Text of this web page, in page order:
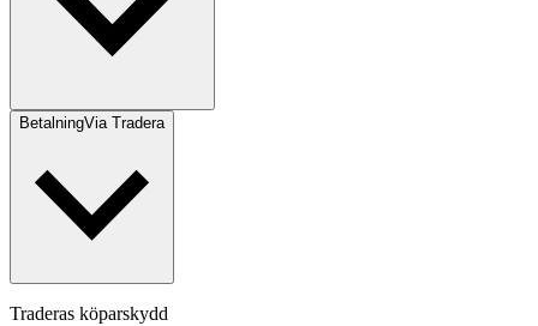
BetalningVia Tradera
Traderas köparskydd